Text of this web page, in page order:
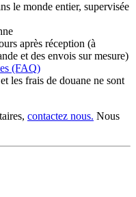
le monde entier, supervisée
après réception (à
et des envois sur mesure)
(FAQ)
les frais de douane ne sont
contactez nous. Nous